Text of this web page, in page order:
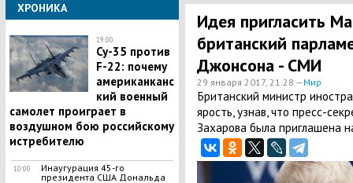
ХРОНИКА
19:00
Су-35 против
F-22: почему
американканс
кий военный
самолет проиграет в
воздушном бою российскому
истребителю
10:00
Инаугурация 45-го
президента США Дональда
Идея пригласить
британский
Джонсона - СМИ
29 января 2017, 21:28 —Мир
Британский министр
ярость, узнав, что пресс-
Захарова была приглашена